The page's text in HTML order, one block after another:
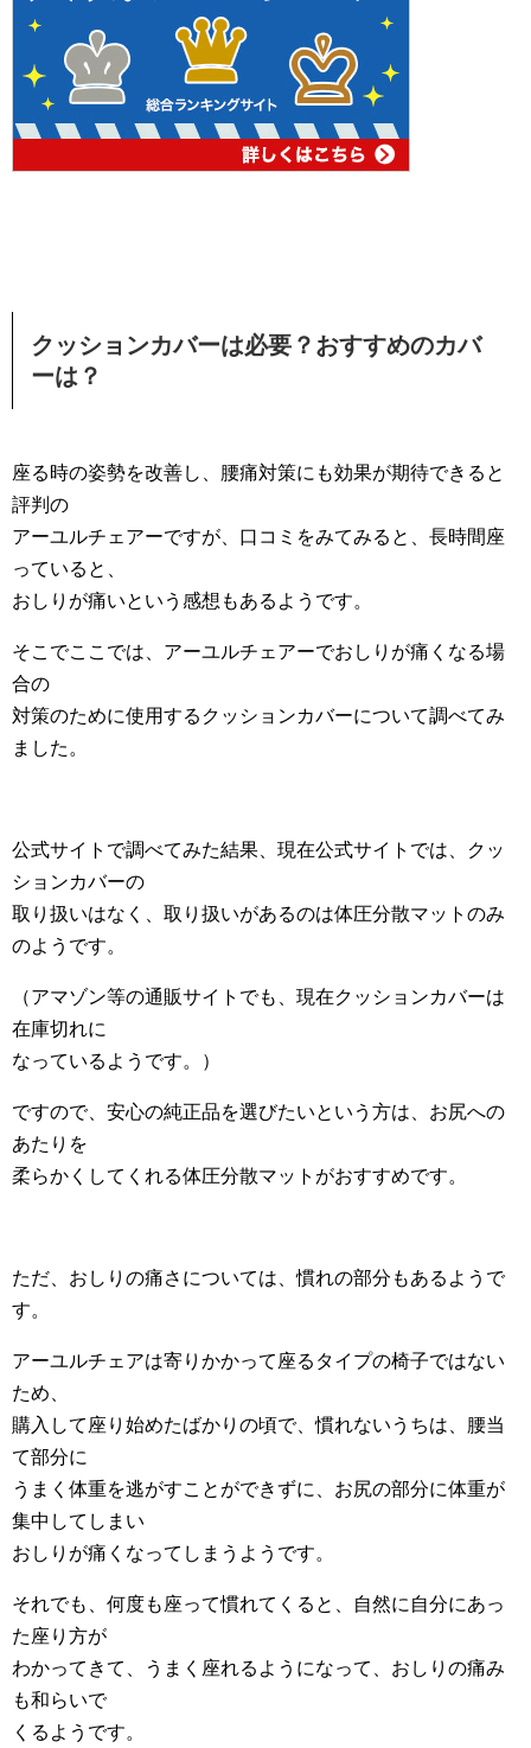
クッションカバーは必要？おすすめのカバ
ーは？
座る時の姿勢を改善し、腰痛対策にも効果が期待できると
評判の
アーユルチェアーですが、口コミをみてみると、長時間座
っていると、
おしりが痛いという感想もあるようです。
そこでここでは、アーユルチェアーでおしりが痛くなる場
合の
対策のために使用するクッションカバーについて調べてみ
ました。
公式サイトで調べてみた結果、現在公式サイトでは、クッ
ションカバーの
取り扱いはなく、取り扱いがあるのは体圧分散マットのみ
のようです。
（アマゾン等の通販サイトでも、現在クッションカバーは
在庫切れに
なっているようです。）
ですので、安心の純正品を選びたいという方は、お尻への
あたりを
柔らかくしてくれる体圧分散マットがおすすめです。
ただ、おしりの痛さについては、慣れの部分もあるようで
す。
アーユルチェアは寄りかかって座るタイプの椅子ではない
ため、
購入して座り始めたばかりの頃で、慣れないうちは、腰当
て部分に
うまく体重を逃がすことができずに、お尻の部分に体重が
集中してしまい
おしりが痛くなってしまうようです。
それでも、何度も座って慣れてくると、自然に自分にあっ
た座り方が
わかってきて、うまく座れるようになって、おしりの痛み
も和らいで
くるようです。